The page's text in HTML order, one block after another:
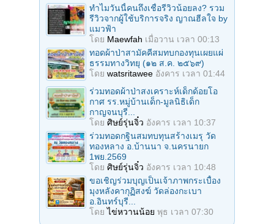
ทำไมวันนี้คนถึงเชื่อรีวิวน้อยลง? รวม
รีวิวจากผู้ใช้บริการจริง ญาณฮีลใจ by
แมวฟ้า
โดย Maewfah เมื่อวาน เวลา 00:13
ทอดผ้าป่าสามัคคีสมทบกองทุนเผยแผ่
ธรรมทางวิทยุ (๑๒ ส.ค. ๒๕๖๙)
โดย watsritawee อังคาร เวลา 01:44
ร่วมทอดผ้าป่าสงเคราะห์เด็กด้อยโอ
กาศ รร.หมู่บ้านเด็ก-มูลนิธิเด็ก
กาญจนบุรี...
โดย ศิษย์รุ่นจิ๋ว อังคาร เวลา 10:37
ร่วมทอดกฐินสมทบทุนสร้างเมรุ วัด
ทองหลาง อ.บ้านนา จ.นครนายก
1พย.2569
โดย ศิษย์รุ่นจิ๋ว อังคาร เวลา 10:48
ขอเชิญร่วมบุญเป็นเจ้าภาพกระเบื้อง
มุงหลังคากุฏิสงฆ์ วัดล่องกะเบา
อ.อินทร์บุรี...
โดยไข่หวานน้อย พุธ เวลา 07:30